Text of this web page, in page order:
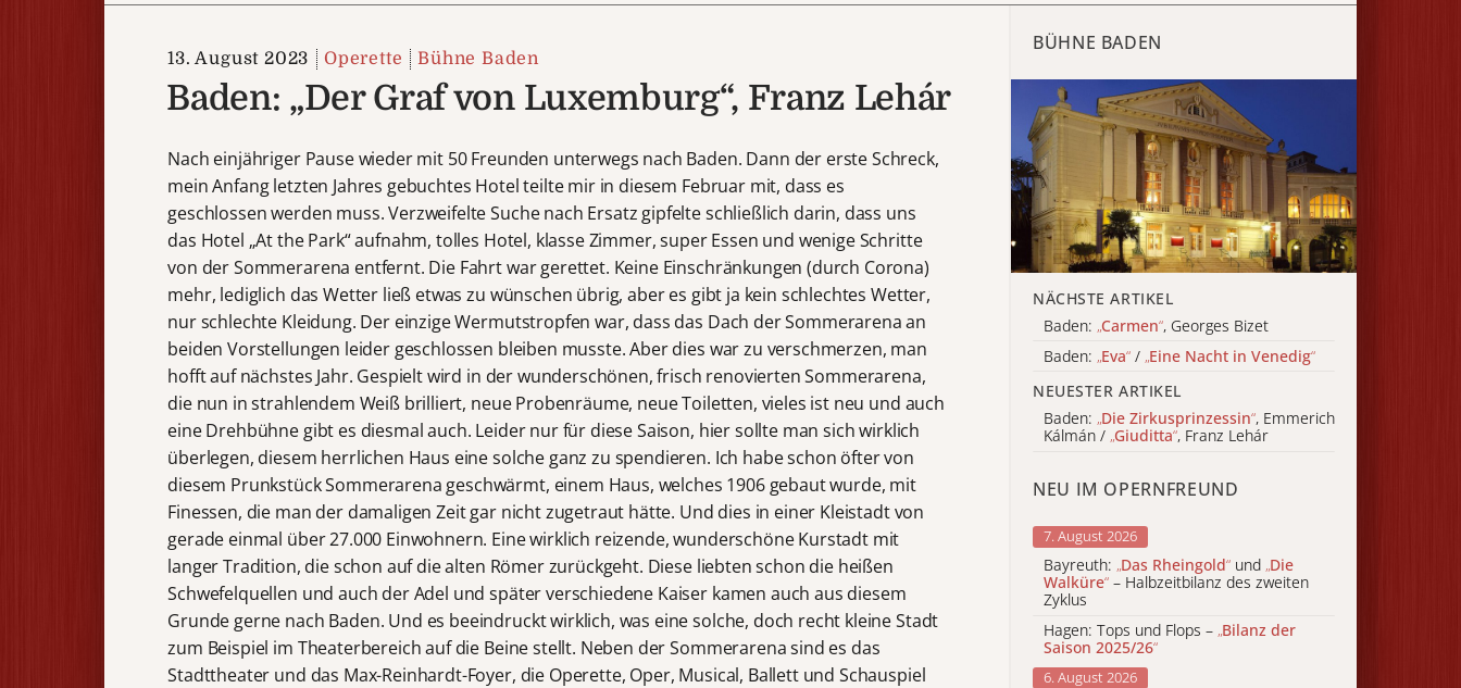
13. August 2023 Operette Bühne Baden
Baden: „Der Graf von Luxemburg“, Franz Lehár
Nach einjähriger Pause wieder mit 50 Freunden unterwegs nach Baden. Dann der erste Schreck,
mein Anfang letzten Jahres gebuchtes Hotel teilte mir in diesem Februar mit, dass es
geschlossen werden muss. Verzweifelte Suche nach Ersatz gipfelte schließlich darin, dass uns
das Hotel „At the Park“ aufnahm, tolles Hotel, klasse Zimmer, super Essen und wenige Schritte
von der Sommerarena entfernt. Die Fahrt war gerettet. Keine Einschränkungen (durch Corona)
mehr, lediglich das Wetter ließ etwas zu wünschen übrig, aber es gibt ja kein schlechtes Wetter,
nur schlechte Kleidung. Der einzige Wermutstropfen war, dass das Dach der Sommerarena an
beiden Vorstellungen leider geschlossen bleiben musste. Aber dies war zu verschmerzen, man
hofft auf nächstes Jahr. Gespielt wird in der wunderschönen, frisch renovierten Sommerarena,
die nun in strahlendem Weiß brilliert, neue Probenräume, neue Toiletten, vieles ist neu und auch
eine Drehbühne gibt es diesmal auch. Leider nur für diese Saison, hier sollte man sich wirklich
überlegen, diesem herrlichen Haus eine solche ganz zu spendieren. Ich habe schon öfter von
diesem Prunkstück Sommerarena geschwärmt, einem Haus, welches 1906 gebaut wurde, mit
Finessen, die man der damaligen Zeit gar nicht zugetraut hätte. Und dies in einer Kleistadt von
gerade einmal über 27.000 Einwohnern. Eine wirklich reizende, wunderschöne Kurstadt mit
langer Tradition, die schon auf die alten Römer zurückgeht. Diese liebten schon die heißen
Schwefelquellen und auch der Adel und später verschiedene Kaiser kamen auch aus diesem
Grunde gerne nach Baden. Und es beeindruckt wirklich, was eine solche, doch recht kleine Stadt
zum Beispiel im Theaterbereich auf die Beine stellt. Neben der Sommerarena sind es das
Stadttheater und das Max-Reinhardt-Foyer, die Operette, Oper, Musical, Ballett und Schauspiel
BÜHNE BADEN
NÄCHSTE ARTIKEL
Baden: „Carmen“, Georges Bizet
Baden: „Eva“ / „Eine Nacht in Venedig“
NEUESTER ARTIKEL
Baden: „Die Zirkusprinzessin“, Emmerich
Kálmán / „Giuditta“, Franz Lehár
NEU IM OPERNFREUND
7. August 2026
Bayreuth: „Das Rheingold“ und „Die
Walküre“ – Halbzeitbilanz des zweiten
Zyklus
Hagen: Tops und Flops – „Bilanz der
Saison 2025/26“
6. August 2026